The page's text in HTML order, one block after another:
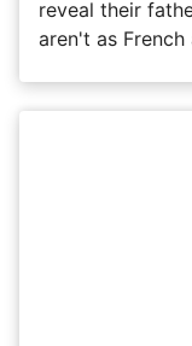
reveal their
aren't as